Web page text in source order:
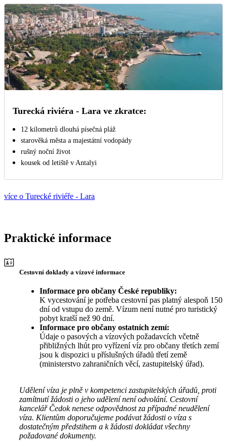
Turecká riviéra - Lara ve zkratce:
12 kilometrů dlouhá písečná pláž
starověká města a majestátní vodopády
rušný noční život
kousek od letiště v Antalyi
více o Turecké riviéře - Lara
Praktické informace
Cestovní doklady a vízové informace
Informace pro občany České republiky:
K vycestování je potřeba cestovní pas platný alespoň 150
dní od vstupu do země. Vízum není nutné pro turistický
pobyt kratší než 90 dní.
Informace pro občany ostatních zemí:
Údaje o pasových a vízových požadavcích včetně
přibližných lhůt pro vyřízení víz pro občany třetích zemí
jsou k dispozici u příslušných úřadů třetí země
(ministerstvo zahraničních věcí, zastupitelský úřad).
Udělení víza je plně v kompetenci zastupitelských úřadů, proti
zamítnutí žádosti o jeho udělení není odvolání. Cestovní
kancelář Čedok nenese odpovědnost za případné neudělení
víza. Klientům doporučujeme podávat žádosti o víza s
dostatečným předstihem a k žádosti dokládat všechny
požadované dokumenty.